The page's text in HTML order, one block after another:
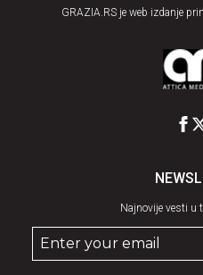
GRAZIA.RS je web izdanje
Najnovije vesti u